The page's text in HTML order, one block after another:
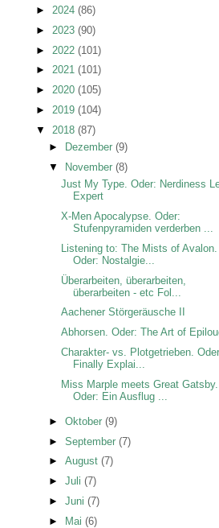
► 2024 (86)
► 2023 (90)
► 2022 (101)
► 2021 (101)
► 2020 (105)
► 2019 (104)
▼ 2018 (87)
►
Dezember (9)
▼
November (8)
Just My Type. Oder: Nerdiness
Expert
X-Men Apocalypse. Oder:
Stufenpyramiden verderben ...
Listening to: The Mists of Avalon.
Oder: Nostalgie...
Überarbeiten, überarbeiten,
überarbeiten - etc Fol...
Aachener Störgeräusche II
Abhorsen. Oder: The Art of
Charakter- vs. Plotgetrieben.
Finally Explai...
Miss Marple meets Great Gatsby.
Oder: Ein Ausflug ...
► Oktober (9)
► September (7)
► August (7)
► Juli (7)
► Juni (7)
► Mai (6)